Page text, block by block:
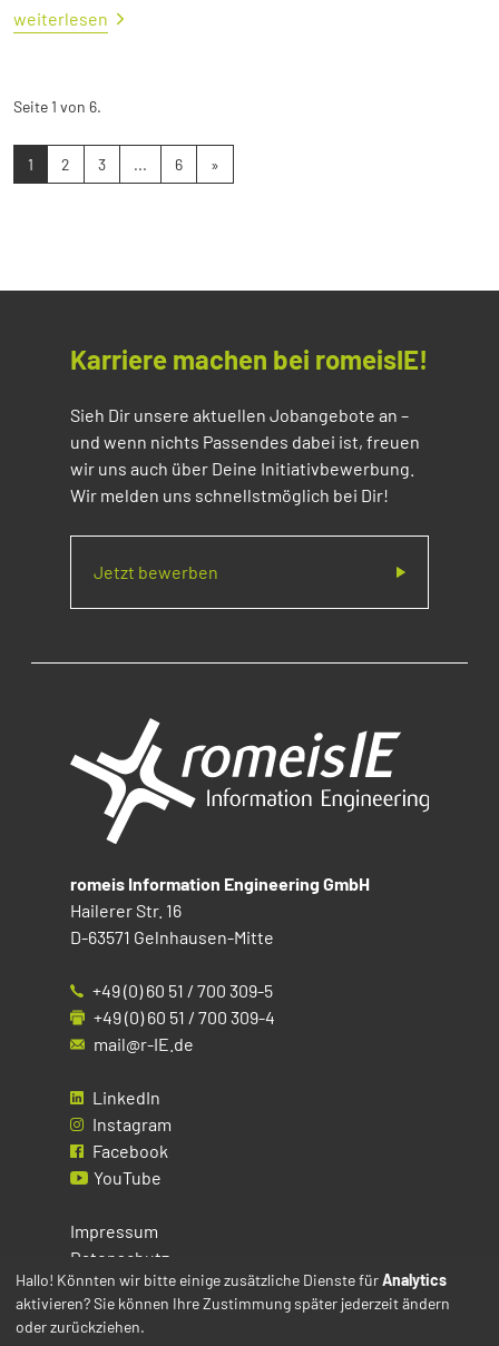
weiterlesen
Seite 1 von 6.
1 2 3 ... 6 »
Karriere machen bei romeisIE!
Sieh Dir unsere aktuellen Jobangebote an –
und wenn nichts Passendes dabei ist, freuen
wir uns auch über Deine Initiativbewerbung.
Wir melden uns schnellstmöglich bei Dir!
Jetzt bewerben
romeis Information Engineering GmbH
Hailerer Str. 16
D-63571 Gelnhausen-Mitte
+49 (0) 60 51 / 700 309-5
+49 (0) 60 51 / 700 309-4
mail@r-IE.de
LinkedIn
Instagram
Facebook
YouTube
Impressum
Datenschutz
Cookies
Hallo! Könnten wir bitte einige zusätzliche Dienste fürAnalytics
aktivieren? Sie können Ihre Zustimmung später jederzeit ändern
oder zurückziehen.